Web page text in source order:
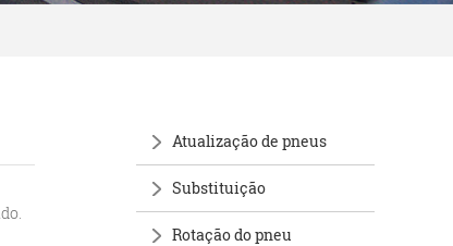
Atualização de pneus
Substituição
Rotação do pneu